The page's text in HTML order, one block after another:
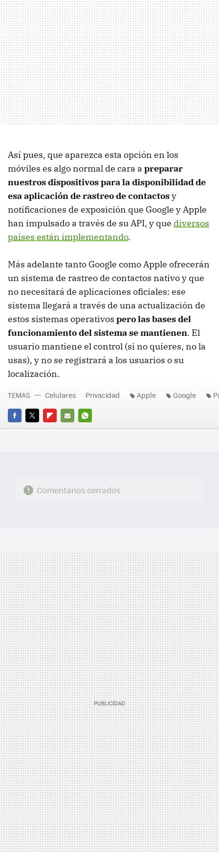
Así pues, que aparezca esta opción en los
móviles es algo normal de cara a preparar
nuestros dispositivos para la disponibilidad de
esa aplicación de rastreo de contactosy
notificaciones de exposición que Google y Apple
han impulsado a través de su API, y que diversos
países están implementando.
Más adelante tanto Google como Apple ofrecerán
un sistema de rastreo de contactos nativo y que
no necesitará de aplicaciones oficiales: ese
sistema llegará a través de una actualización de
estos sistemas operativos pero las bases del
funcionamiento del sistema se mantienen. El
usuario mantiene el control (si no quieres, no la
usas), y no se registrará a los usuarios o su
localización.
FACEBOOK
TWITTERFLIPBOARD
E-
WHATSAPP
TEMAS Celulares Privacidad Apple Google
Comentarios cerrados